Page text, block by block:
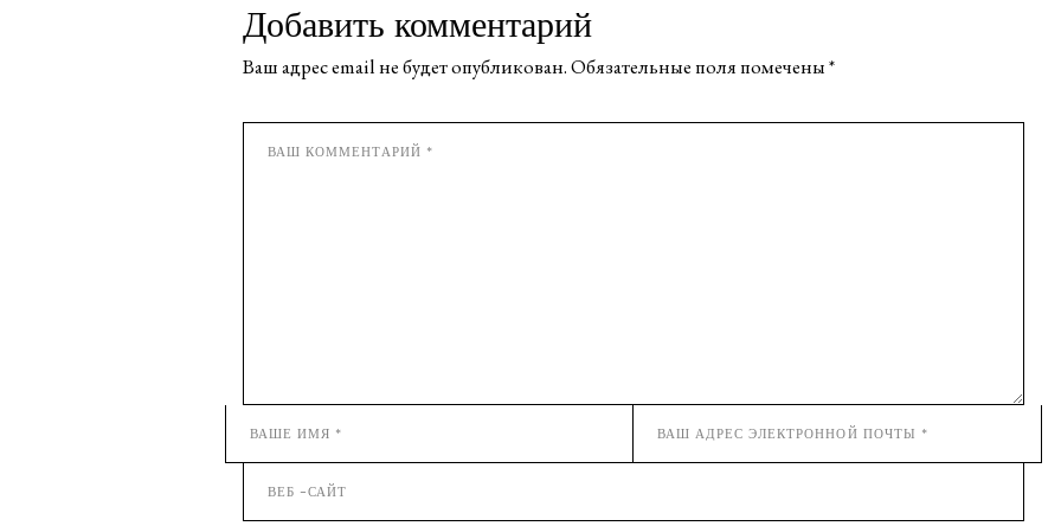
Добавить комментарий
Ваш адрес email не будет опубликован.Обязательные поля помечены*